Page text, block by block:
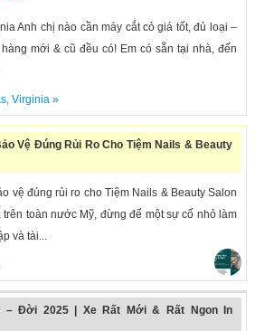
Anh chị nào cần máy cắt cỏ giá tốt, đủ loại –
mới & cũ đều có! Em có sẵn tại nhà, đến
, Virginia»
Vệ Đúng Rủi Ro Cho Tiệm Nails & Beauty
vệ đúng rủi ro cho Tiệm Nails & Beauty Salon
trên toàn nước Mỹ, đừng để một sự cố nhỏ làm
và tài...
– Đời 2025 | Xe Rất Mới & Rất Ngon In